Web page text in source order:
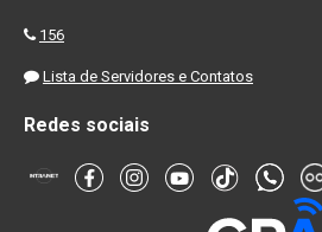
156
Lista de Servidores e Contatos
Redes sociais